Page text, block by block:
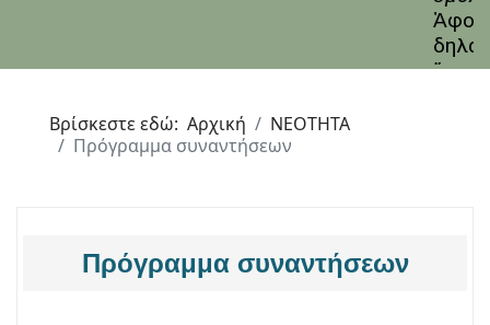
Βρίσκεστε εδώ: Αρχική
ΝΕΟΤΗΤΑ
Πρόγραμμα συναντήσεων
Πρόγραμμα συναντήσεων